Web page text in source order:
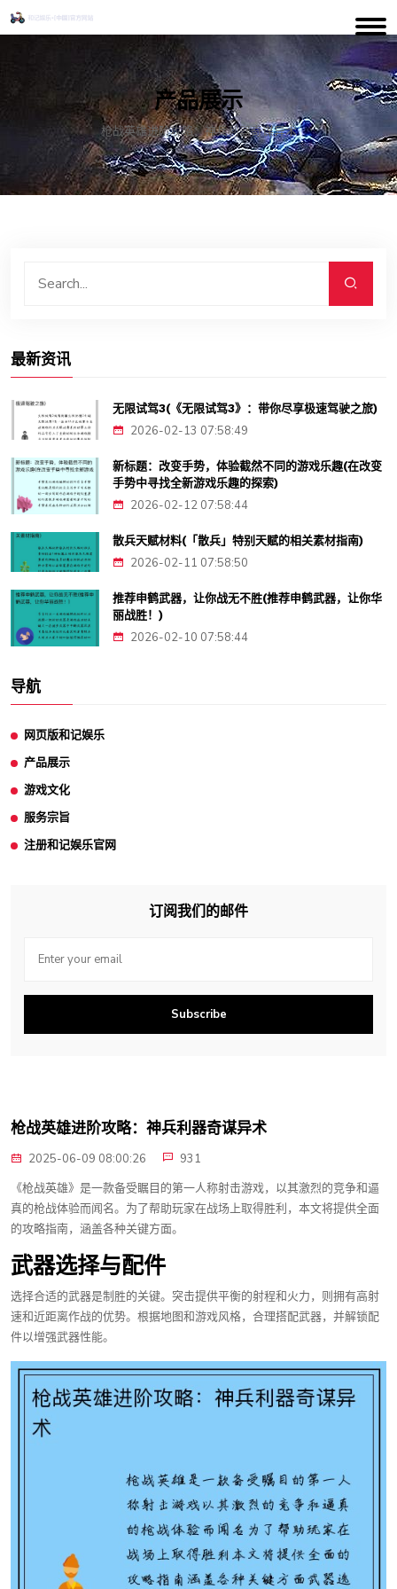
产品展示
枪战英雄进阶攻略：神兵利器奇谋异术
最新资讯
无限试驾3(《无限试驾3》：带你尽享极速驾驶之旅)
2026-02-13 07:58:49
新标题：改变手势，体验截然不同的游戏乐趣(在改变
手势中寻找全新游戏乐趣的探索)
2026-02-12 07:58:44
散兵天赋材料(「散兵」特别天赋的相关素材指南)
2026-02-11 07:58:50
推荐申鹤武器，让你战无不胜(推荐申鹤武器，让你华
丽战胜！)
2026-02-10 07:58:44
导航
网页版和记娱乐
产品展示
游戏文化
服务宗旨
注册和记娱乐官网
订阅我们的邮件
Subscribe
枪战英雄进阶攻略：神兵利器奇谋异术
2025-06-09 08:00:26
931
《枪战英雄》是一款备受瞩目的第一人称射击游戏，以其激烈的竞争和逼
真的枪战体验而闻名。为了帮助玩家在战场上取得胜利，本文将提供全面
的攻略指南，涵盖各种关键方面。
武器选择与配件
选择合适的武器是制胜的关键。突击提供平衡的射程和火力，则拥有高射
速和近距离作战的优势。根据地图和游戏风格，合理搭配武器，并解锁配
件以增强武器性能。